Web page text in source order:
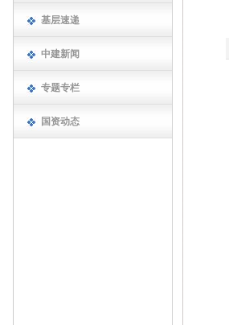
基层速递
中建新闻
专题专栏
国资动态